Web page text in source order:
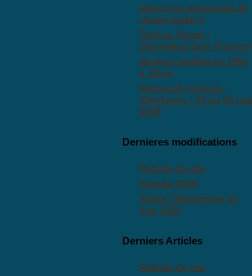
ukemi Les techniques de
chutes partie 2
Tamura Sensei -
Shumeikan Dojo (France)
Morihei Ueshiba en 1960
à Tokyo
Nobuyoshi Tamura -
Cherbourg - 29 au 31 mai
2008
Dernieres modifications
Refonte du site
Reprise 2026
Article Télégramme 20
Juin 2025
Derniers Articles
Refonte du site